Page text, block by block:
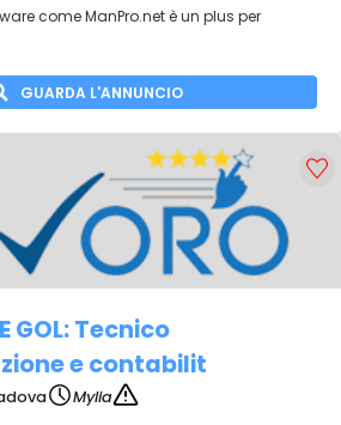
come ManPro.net è un plus per
GUARDA L'ANNUNCIO
GOL: Tecnico
e contabilit
Mylia